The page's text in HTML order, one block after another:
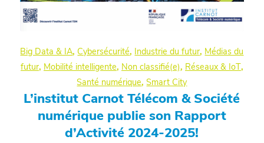
Big Data & IA,Cybersécurité, Industrie du futur, Médias du
futur, Mobilité intelligente, Non classifié(e), Réseaux & IoT,
Santé numérique,Smart City
L’institut Carnot Télécom & Société
numérique publie son Rapport
d’Activité 2024-2025!